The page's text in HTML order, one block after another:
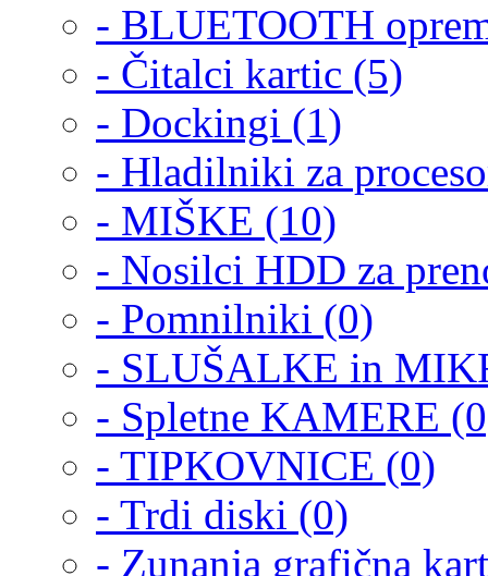
- BLUETOOTH
- Čitalci kartic (5)
- Dockingi (1)
- Hladilniki za
- MIŠKE (10)
- Nosilci HDD za
- Pomnilniki (0)
- SLUŠALKE in
- Spletne KAMERE
- TIPKOVNICE (0)
- Trdi diski (0)
- Zunanja grafična